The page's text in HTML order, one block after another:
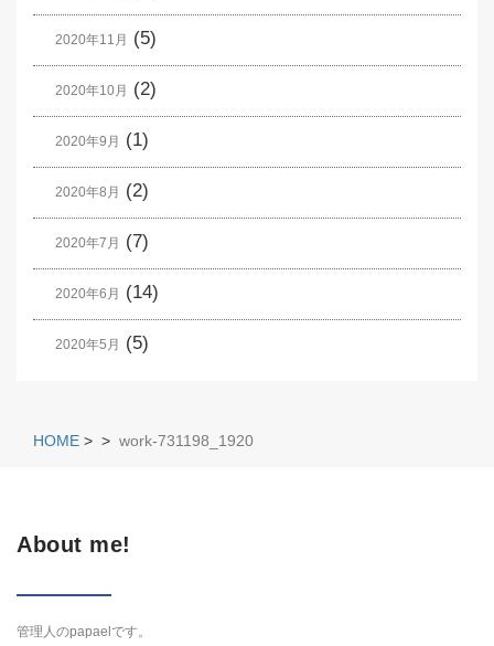
2020年11月 (5)
2020年10月 (2)
2020年9月 (1)
2020年8月 (2)
2020年7月 (7)
2020年6月 (14)
2020年5月 (5)
HOME > > work-731198_1920
About me!
管理人のpapaelです。